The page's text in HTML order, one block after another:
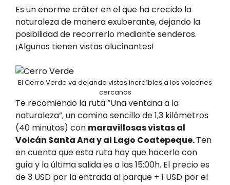
Es un enorme cráter en el que ha crecido la
naturaleza de manera exuberante, dejando la
posibilidad de recorrerlo mediante senderos.
¡Algunos tienen vistas alucinantes!
El Cerro Verde va dejando vistas increíbles a los volcanes
cercanos
Te recomiendo la ruta “Una ventana a la
naturaleza”, un camino sencillo de 1,3 kilómetros
(40 minutos) con maravillosas vistas al
Volcán Santa Ana y al Lago Coatepeque.Ten
en cuenta que esta ruta hay que hacerla con
guía y la última salida es a las 15:00h. El precio es
de 3 USD por la entrada al parque + 1 USD por el